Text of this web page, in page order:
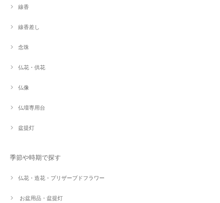
線香
線香差し
念珠
仏花・供花
仏像
仏壇専用台
盆提灯
季節や時期で探す
仏花・造花・プリザーブドフラワー
お盆用品・盆提灯